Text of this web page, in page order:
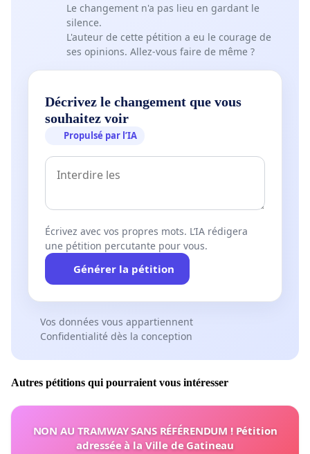
Le changement n'a pas lieu en gardant le
silence.
L'auteur de cette pétition a eu le courage de
ses opinions. Allez-vous faire de même ?
Décrivez le changement que vous
souhaitez voir
Propulsé par l’IA
Écrivez avec vos propres mots. L’IA rédigera
une pétition percutante pour vous.
Générer la pétition
Vos données vous appartiennent
Confidentialité dès la conception
Autres pétitions qui pourraient vous intéresser
NON AU TRAMWAY SANS RÉFÉRENDUM ! Pétition
adressée à la Ville de Gatineau